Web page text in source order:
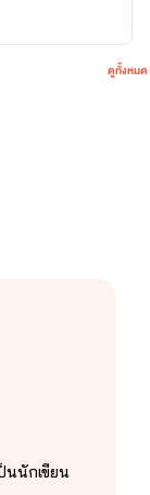
ดูทั้งหมด
นนักเขียน